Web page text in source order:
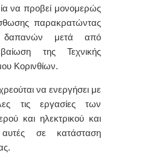
να προβεί μονομερώς
παρακρατώντας
μετά από
της Τεχνικής
Κορινθίων.
να ενεργήσει με
τις εργασίες των
και ηλεκτρικού και
σε κατάσταση